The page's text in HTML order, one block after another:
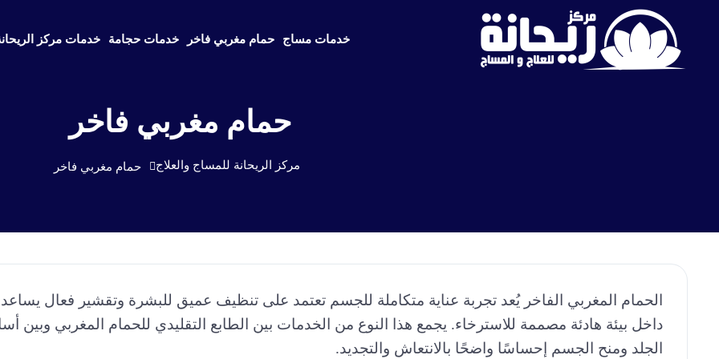
خدمات مساج حمام مغربي فاخر خدمات حجامة خدمات مركز
حمام مغربي فاخر
مركز الريحانة للمساج والعلاج حمام مغربي فاخر
الحمام المغربي الفاخر يُعد تجربة عناية متكاملة للجسم تعتمد على تنظيف عميق للبشرة وتقشير فعال يساعد
داخل بيئة هادئة مصممة للاسترخاء. يجمع هذا النوع من الخدمات بين الطابع التقليدي للحمام المغربي وبين
الجلد ومنح الجسم إحساسًا واضحًا بالانتعاش والتجديد.